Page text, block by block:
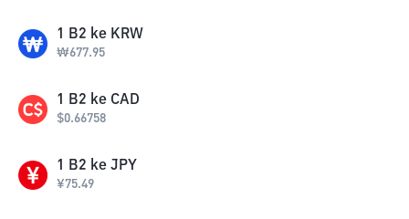
1 B2 ke KRW
₩677.95
1 B2 ke CAD
$0.66758
1 B2 ke JPY
¥75.49